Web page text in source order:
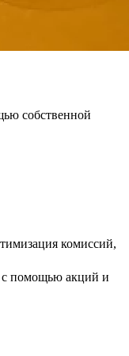
собственной
комиссий,
с помощью акций и